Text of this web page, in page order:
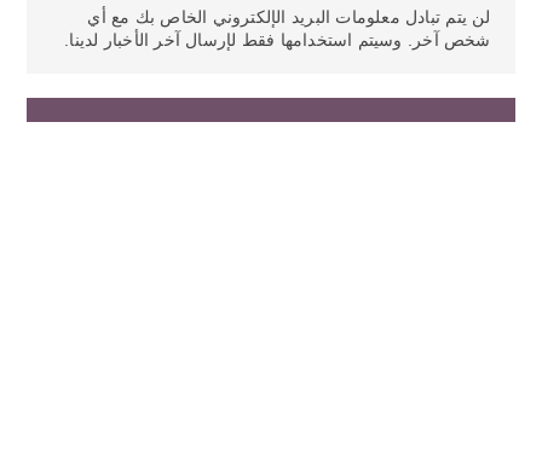
لن يتم تبادل معلومات البريد الإلكتروني الخاص بك مع أي
شخص آخر. وسيتم استخدامها فقط لإرسال آخر الأخبار لدينا.